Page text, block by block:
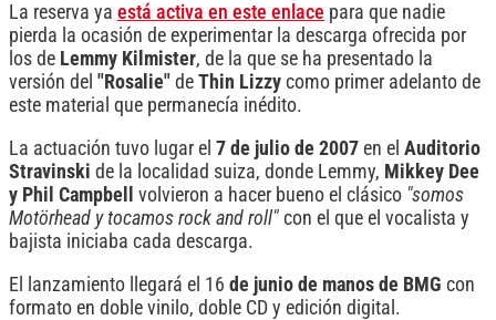
La reserva ya está activa en este enlace para que nadie
pierda la ocasión de experimentar la descarga ofrecida por
los de Lemmy Kilmister, de la que se ha presentado la
versión del "Rosalie" de Thin Lizzy como primer adelanto de
este material que permanecía inédito.
La actuación tuvo lugar el 7 de julio de 2007 en el Auditorio
Stravinski de la localidad suiza, donde Lemmy, Mikkey Dee
y Phil Campbell
volvieron a hacer bueno el clásico "somos
Motörhead y tocamos rock and roll" con el que el vocalista y
bajista iniciaba cada descarga.
El lanzamiento llegará el 16 de junio de manos de BMG con
formato en doble vinilo, doble CD y edición digital.